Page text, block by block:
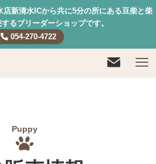
新清水ICから共に5分の所にある豆柴と柴
るブリーダーショップです。
054-270-4722
Puppy